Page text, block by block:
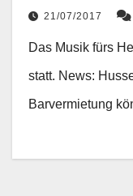
21/07/2017
Das Musik fürs
statt. News:
Barvermietung